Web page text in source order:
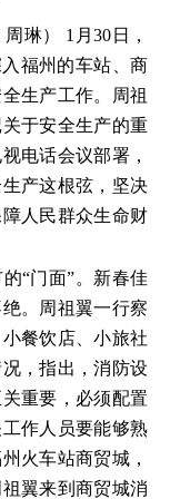
琳） 1月30日，
福州的车站、商
生产工作。周祖
于安全生产的重
电话会议部署，
产这根弦，坚决
人民群众生命财
“门面”。新春佳
。周祖翼一行察
餐饮店、小旅社
，指出，消防设
重要，必须配置
作人员要能够熟
火车站商贸城，
翼来到商贸城消